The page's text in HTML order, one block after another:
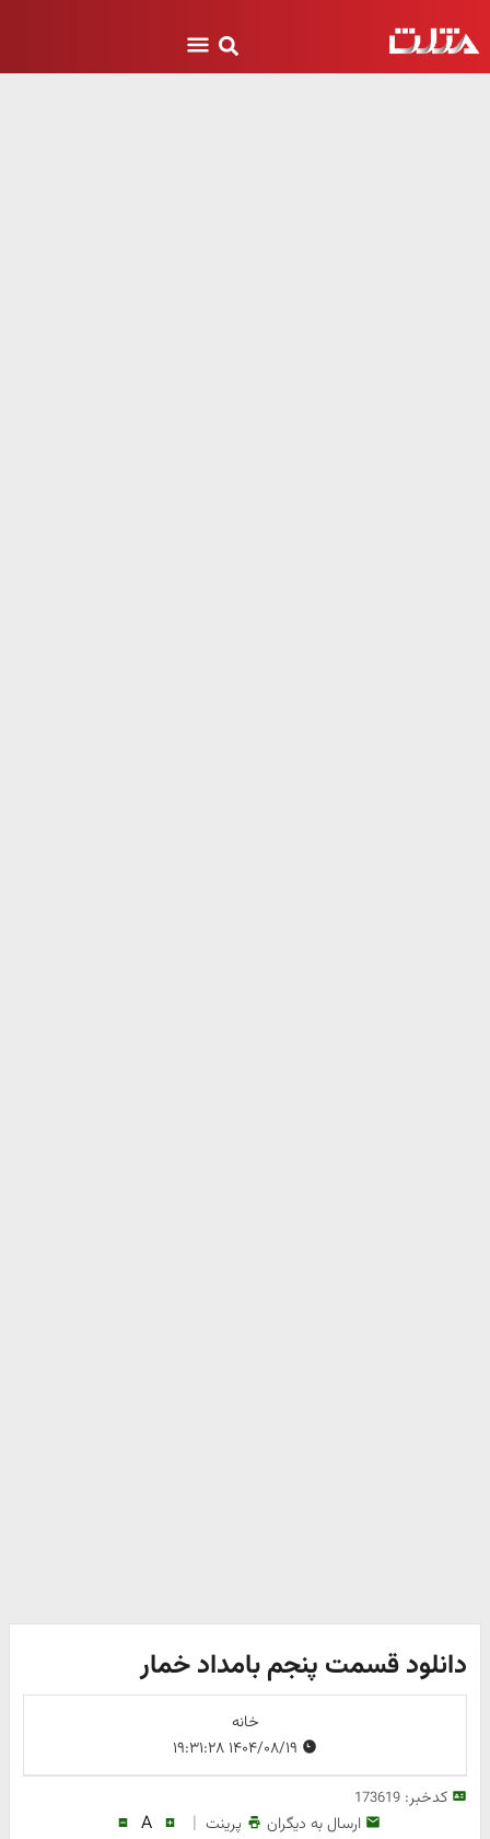
دانلود قسمت پنجم بامداد خمار
خانه
کدخبر:173619
ارسال به دیگران پرینت |
A